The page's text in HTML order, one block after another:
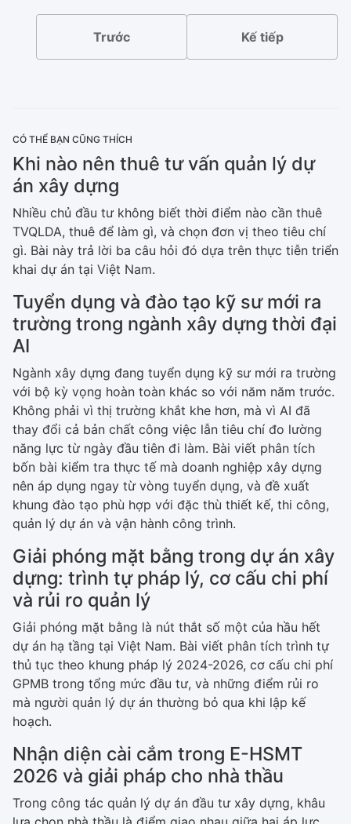
Trước Kế tiếp
CÓ THỂ BẠN CŨNG THÍCH
Khi nào nên thuê tư vấn quản lý dự
án xây dựng
Nhiều chủ đầu tư không biết thời điểm nào cần thuê
TVQLDA, thuê để làm gì, và chọn đơn vị theo tiêu chí
gì. Bài này trả lời ba câu hỏi đó dựa trên thực tiễn triển
khai dự án tại Việt Nam.
Tuyển dụng và đào tạo kỹ sư mới ra
trường trong ngành xây dựng thời đại
AI
Ngành xây dựng đang tuyển dụng kỹ sư mới ra trường
với bộ kỳ vọng hoàn toàn khác so với năm năm trước.
Không phải vì thị trường khắt khe hơn, mà vì AI đã
thay đổi cả bản chất công việc lẫn tiêu chí đo lường
năng lực từ ngày đầu tiên đi làm. Bài viết phân tích
bốn bài kiểm tra thực tế mà doanh nghiệp xây dựng
nên áp dụng ngay từ vòng tuyển dụng, và đề xuất
khung đào tạo phù hợp với đặc thù thiết kế, thi công,
quản lý dự án và vận hành công trình.
Giải phóng mặt bằng trong dự án xây
dựng: trình tự pháp lý, cơ cấu chi phí
và rủi ro quản lý
Giải phóng mặt bằng là nút thắt số một của hầu hết
dự án hạ tầng tại Việt Nam. Bài viết phân tích trình tự
thủ tục theo khung pháp lý 2024-2026, cơ cấu chi phí
GPMB trong tổng mức đầu tư, và những điểm rủi ro
mà người quản lý dự án thường bỏ qua khi lập kế
hoạch.
Nhận diện cài cắm trong E-HSMT
2026 và giải pháp cho nhà thầu
Trong công tác quản lý dự án đầu tư xây dựng, khâu